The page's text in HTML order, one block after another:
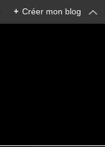
+ Créer mon blog